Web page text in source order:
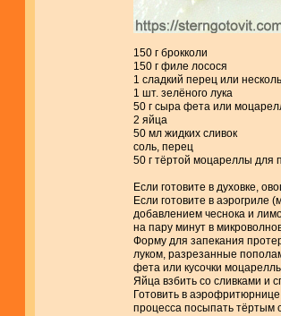
150 г брокколи
150 г филе лосося
1 сладкий перец или
1 шт. зелёного лука
50 г сыра фета или
2 яйца
50 мл жидких сливок
соль, перец
50 г тёртой моцареллы для
Если готовите в духовке,
Если готовите в аэрогриле
добавлением чеснока и
на пару минут в
Форму для запекания
луком, разрезанные
фета или кусочки
Яйца взбить со сливками и
Готовить в
процесса посыпать тёртым